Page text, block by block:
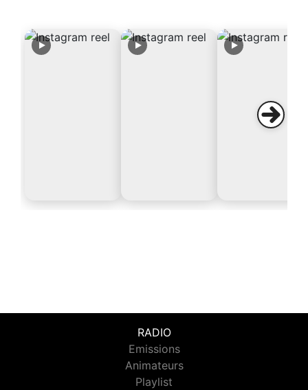
RADIO
Emissions
Animateurs
Playlist